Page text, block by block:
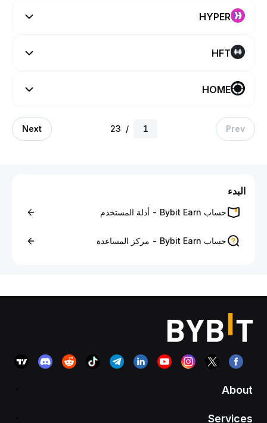
HYPER
HFT
HOME
Prev
/
23
Next
البدء
حساب Bybit Earn - أدلة المستخدم
حساب Bybit Earn - مركز المساعدة
About
Services